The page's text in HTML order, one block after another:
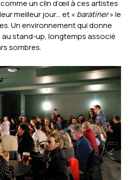
un clin d’œil à ces artistes
meilleur jour… et « baratiner» le
Un environnement qui donne
stand-up, longtemps associé
sombres.